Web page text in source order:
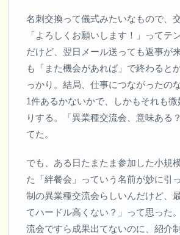
名刺交換って儀式みたいなもので、
「よろしくお願いします！」ってテ
だけど、翌日メール送っても返事が
も「また機会があれば」で終わると
っかり。結局、仕事につながったの
1件あるかないかで、しかもそれも微
りする。「異業種交流会、意味ある
てた。
でも、ある日たまたま参加した小規
た「絆餐会」っていう名前が妙に引
制の異業種交流会らしいんだけど、
てハードル高くない？」って思った
流会ですら成果出てないのに、紹介